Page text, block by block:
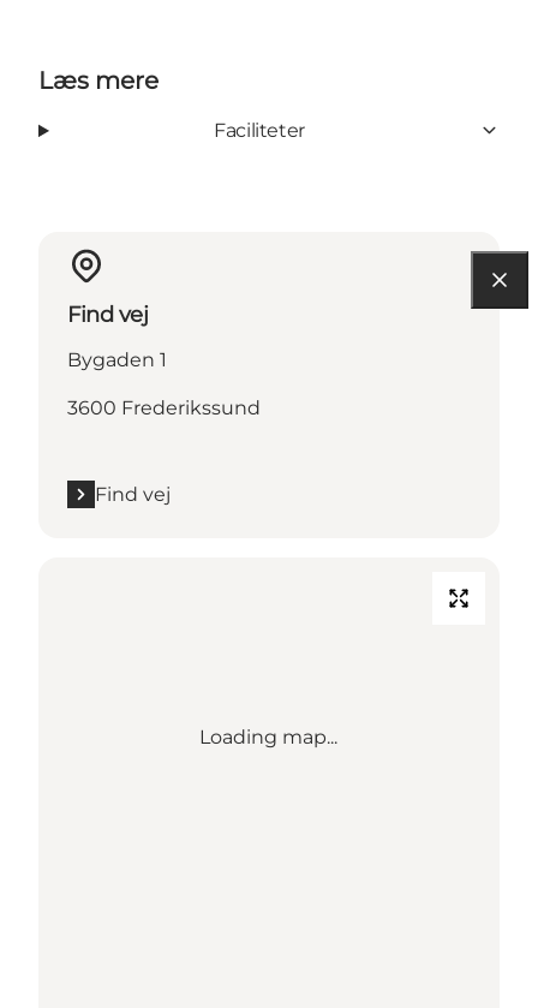
Læs mere
Faciliteter
Find vej
Bygaden 1
3600 Frederikssund
Find vej
Loading map...